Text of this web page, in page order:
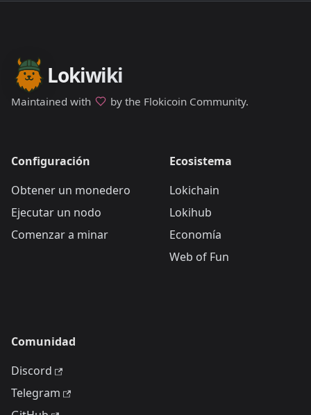
Lokiwiki
Maintained with by the Flokicoin Community.
Configuración
Obtener un monedero
Ejecutar un nodo
Comenzar a minar
Ecosistema
Lokichain
Lokihub
Economía
Web of Fun
Comunidad
Discord
Telegram